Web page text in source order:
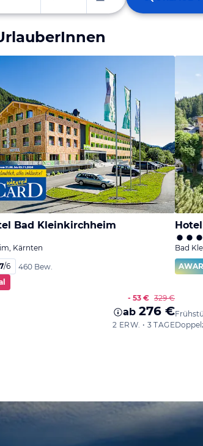
Bad Kleinkirchheim
Kärnten
/6
460 Bew.
- 53 € 329 €
ab 276 €
2 ERW. • 3 TAGE
Bad